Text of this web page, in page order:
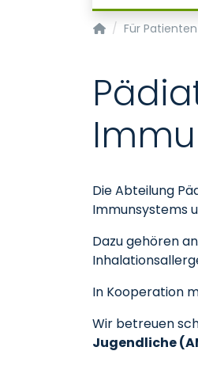
Klinik für
Für Patienten
Die Abteilung
Immunsystems
Dazu gehören
In Kooperation
Wir betreuen
Jugendliche